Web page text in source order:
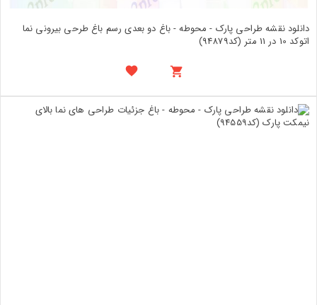
دانلود نقشه طراحی پارک - محوطه - باغ دو بعدی رسم باغ طرحی بیرونی نما
اتوکد 10 در 11 متر (کد94879)